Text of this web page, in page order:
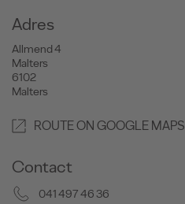
Adres
Allmend 4
Malters
6102
Malters
ROUTE ON GOOGLE MAPS
Contact
041 497 46 36